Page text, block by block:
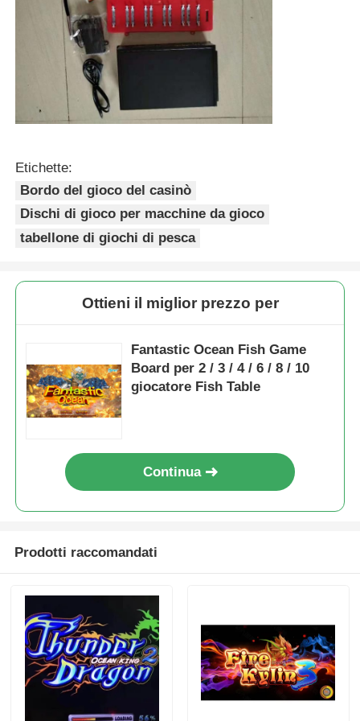
Etichette:
Bordo del gioco del casinò
Dischi di gioco per macchine da gioco
tabellone di giochi di pesca
Ottieni il miglior prezzo per
Fantastic Ocean Fish Game
Board per 2 / 3 / 4 / 6 / 8 / 10
giocatore Fish Table
Continua
Prodotti raccomandati